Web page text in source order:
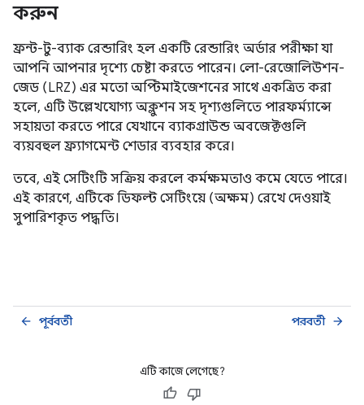
করুন
ফ্রন্ট-টু-ব্যাক রেন্ডারিং হল একটি রেন্ডারিং অর্ডার পরীক্ষা যা
আপনি আপনার দৃশ্যে চেষ্টা করতে পারেন। লো-রেজোলিউশন-
জেড (LRZ) এর মতো অপ্টিমাইজেশনের সাথে একত্রিত করা
হলে, এটি উল্লেখযোগ্য অক্লুশন সহ দৃশ্যগুলিতে পারফর্ম্যান্সে
সহায়তা করতে পারে যেখানে ব্যাকগ্রাউন্ড অবজেক্টগুলি
ব্যয়বহুল ফ্র্যাগমেন্ট শেডার ব্যবহার করে।
তবে, এই সেটিংটি সক্রিয় করলে কর্মক্ষমতাও কমে যেতে পারে।
এই কারণে, এটিকে ডিফল্ট সেটিংয়ে (অক্ষম) রেখে দেওয়াই
সুপারিশকৃত পদ্ধতি।
পূর্ববর্তী
arrow_back পরবর্তী arrow_forward
এটি কাজে লেগেছে?